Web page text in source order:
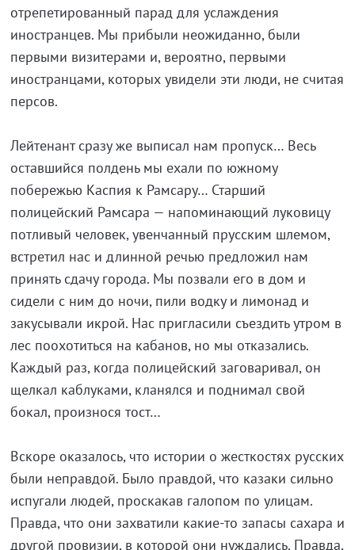
отрепетированный парад для услаждения
иностранцев. Мы прибыли неожиданно, были
первыми визитерами и, вероятно, первыми
иностранцами, которых увидели эти люди, не считая
персов.
Лейтенант сразу же выписал нам пропуск… Весь
оставшийся полдень мы ехали по южному
побережью Каспия к Рамсару… Старший
полицейский Рамсара — напоминающий луковицу
потливый человек, увенчанный прусским шлемом,
встретил нас и длинной речью предложил нам
принять сдачу города. Мы позвали его в дом и
сидели с ним до ночи, пили водку и лимонад и
закусывали икрой. Нас пригласили съездить утром в
лес поохотиться на кабанов, но мы отказались.
Каждый раз, когда полицейский заговаривал, он
щелкал каблуками, кланялся и поднимал свой
бокал, произнося тост…
Вскоре оказалось, что истории о жесткостях русских
были неправдой. Было правдой, что казаки сильно
испугали людей, проскакав галопом по улицам.
Правда, что они захватили какие-то запасы сахара и
другой провизии, в которой они нуждались. Правда,